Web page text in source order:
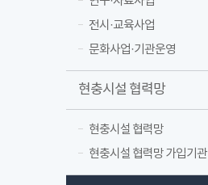
전시·교육사업
문화사업·기관운영
현충시설 협력망
현충시설 협력망
현충시설 협력망 가입기관